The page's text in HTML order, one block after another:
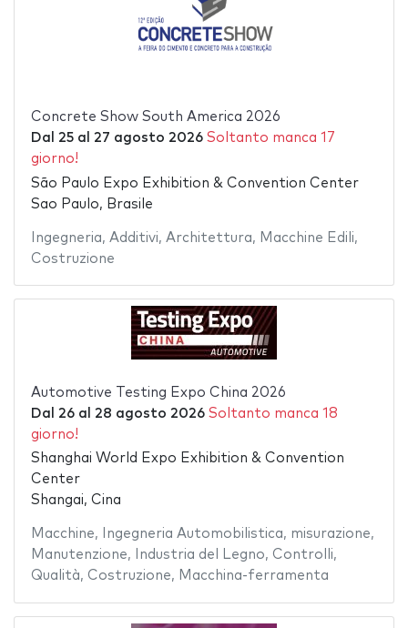
Concrete Show South America 2026
Dal 25al 27 agosto 2026 Soltanto manca 17
giorno!
São Paulo Expo Exhibition & Convention Center
Sao Paulo, Brasile
Ingegneria, Additivi, Architettura, Macchine Edili,
Costruzione
Automotive Testing Expo China 2026
Dal 26al 28 agosto 2026 Soltanto manca 18
giorno!
Shanghai World Expo Exhibition & Convention
Center
Shangai, Cina
Macchine, Ingegneria Automobilistica, misurazione,
Manutenzione, Industria del Legno, Controlli,
Qualità, Costruzione, Macchina-ferramenta